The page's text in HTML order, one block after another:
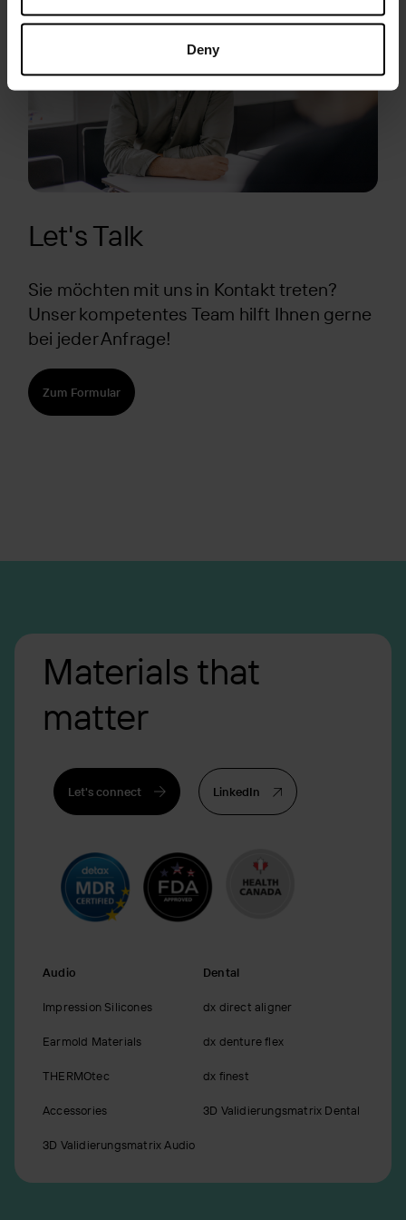
Deny
Let's Talk
Sie möchten mit uns in Kontakt treten?
Unser kompetentes Team hilft Ihnen gerne
bei jeder Anfrage!
Zum Formular
Materials that
matter
Let's connect LinkedIn
Audio
Impression Silicones
Earmold Materials
THERMOtec
Accessories
3D Validierungsmatrix Audio
Dental
dx direct aligner
dx denture flex
dx finest
3D Validierungsmatrix Dental